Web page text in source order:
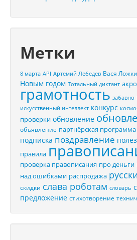
Метки
8 марта API Артемий Лебедев Вася
Новым годом Тотальный диктант
грамотность забавно
искусственный интеллект конкурс
проверки обновление
объявление партнёрская программа
подписка поздравление
правила
проверка правописания про деньги
над ошибками распродажа
скидки слава роботам словарь
предложение стихотворение